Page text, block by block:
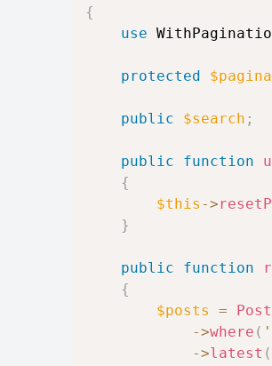
{
use
protected
public $search ;
public function
{
$this ->
}
public function
{
$posts
= Post
->where (
->latest (